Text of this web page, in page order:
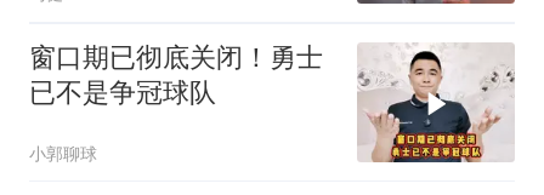
窗口期已彻底关闭！勇士
已不是争冠球队
小郭聊球